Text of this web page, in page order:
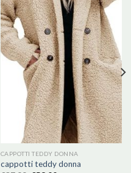
CAPPOTTI TEDDY DONNA
cappotti teddy donna